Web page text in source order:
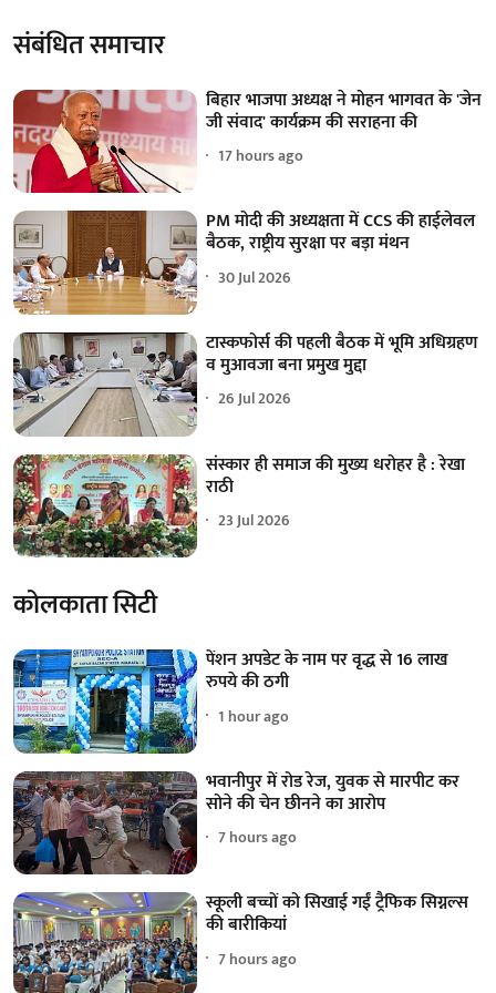
संबंधित समाचार
बिहार भाजपा अध्यक्ष ने मोहन भागवत के 'जेन
जी संवाद' कार्यक्रम की सराहना की
17 hours ago
PM मोदी की अध्यक्षता में CCS की हाईलेवल
बैठक, राष्ट्रीय सुरक्षा पर बड़ा मंथन
30 Jul 2026
टास्कफोर्स की पहली बैठक में भूमि अधिग्रहण
व मुआवजा बना प्रमुख मुद्दा
26 Jul 2026
संस्कार ही समाज की मुख्य धरोहर है : रेखा
राठी
23 Jul 2026
कोलकाता सिटी
पेंशन अपडेट के नाम पर वृद्ध से 16 लाख
रुपये की ठगी
1 hour ago
भवानीपुर में रोड रेज, युवक से मारपीट कर
सोने की चेन छीनने का आरोप
7 hours ago
स्कूली बच्चों को सिखाई गईं ट्रैफिक सिग्नल्स
की बारीकियां
7 hours ago